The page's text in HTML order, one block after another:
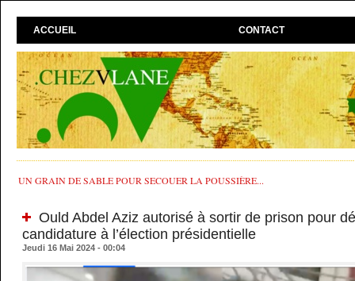
ACCUEIL CONTACT
UN GRAIN DE SABLE POUR SECOUER LA POUSSIÈRE...
Ould Abdel Aziz autorisé à sortir de prison pour
candidature à l’élection présidentielle
Jeudi 16 Mai 2024 - 00:04